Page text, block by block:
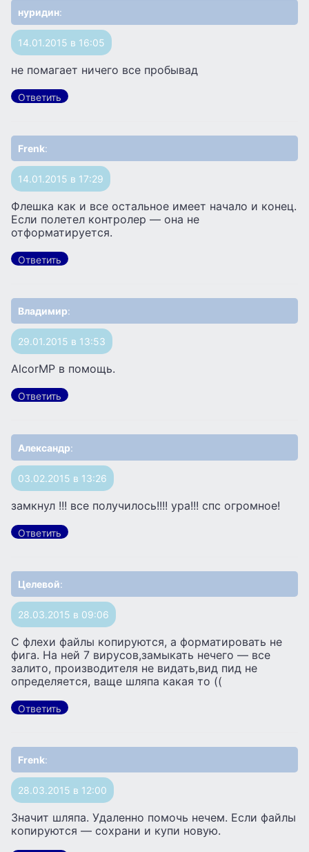
нуридин:
14.01.2015 в 16:05
не помагает ничего все пробывад
Ответить
Frenk:
14.01.2015 в 17:29
Флешка как и все остальное имеет начало и конец.
Если полетел контролер — она не
отформатируется.
Ответить
Владимир:
29.01.2015 в 13:53
AlcorMP в помощь.
Ответить
Александр:
03.02.2015 в 13:26
замкнул !!! все получилось!!!! ура!!! спс огромное!
Ответить
Целевой:
28.03.2015 в 09:06
С флехи файлы копируются, а форматировать не
фига. На ней 7 вирусов,замыкать нечего — все
залито, производителя не видать,вид пид не
определяется, ваще шляпа какая то ((
Ответить
Frenk:
28.03.2015 в 12:00
Значит шляпа. Удаленно помочь нечем. Если файлы
копируются — сохрани и купи новую.